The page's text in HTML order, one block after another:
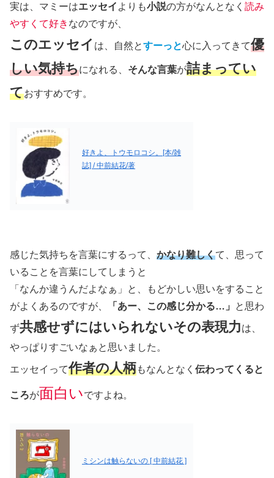
実は、マミーはエッセイ よりも小説の方がなんとなく 読み
やすくて好き なのですが、
このエッセイ は、自然とすーっと心に入ってきて優
しい気持ちになれる、 そんな言葉が詰まってい
ておすすめです。
好きよ、トウモロコシ。[本/雑
誌] / 中前結花/著
感じた気持ちを言葉にするって、 かなり難しくて、思って
いることを言葉にしてしまうと
「なんか違うんだよなぁ」と、もどかしい思いをすること
がよくあるのですが、
「あー、この感じ分かる…」 と思わ
ず共感せずにはいられないその表現力は、
やっぱりすごいなぁと思いました。
エッセイって作者の人柄もなんとなく 伝わってくると
ころが面白いですよね。
ミシンは触らないの [ 中前結花 ]